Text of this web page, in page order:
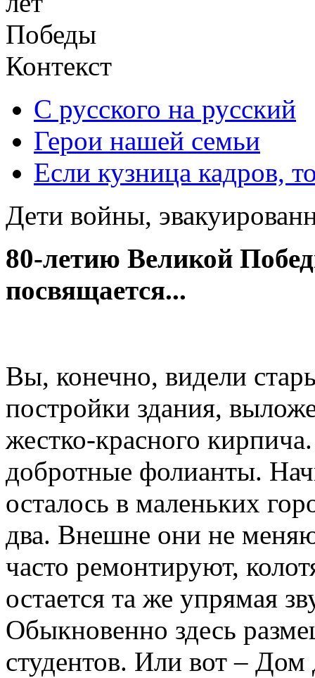
Контекст
С русского на русский
Герои нашей семьи
Если кузница кадров,
Дети войны,
80-летию Великой
посвящается...
Вы, конечно, видели
постройки здания,
жестко-красного
добротные фолианты.
осталось в маленьких
два. Внешне они не
часто ремонтируют,
остается та же упрямая
Обыкновенно здесь
студентов. Или вот – Дом